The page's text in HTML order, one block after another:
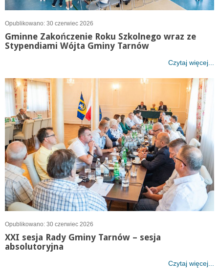
Opublikowano: 30 czerwiec 2026
Gminne Zakończenie Roku Szkolnego wraz ze
Stypendiami Wójta Gminy Tarnów
Czytaj więcej...
Opublikowano: 30 czerwiec 2026
XXI sesja Rady Gminy Tarnów – sesja
absolutoryjna
Czytaj więcej...